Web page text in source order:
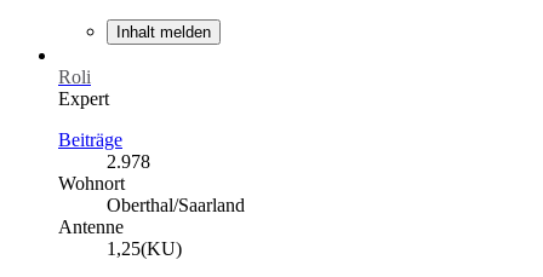
Inhalt melden
Roli
Expert
Beiträge
2.978
Wohnort
Oberthal/Saarland
Antenne
1,25(KU)